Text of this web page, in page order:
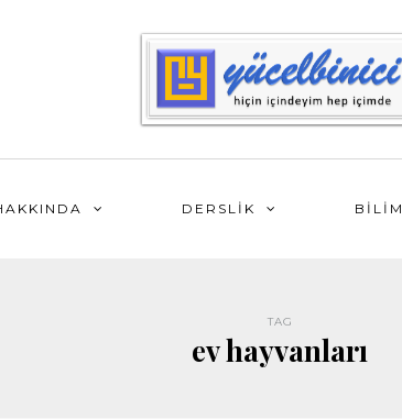
DERSLİK BİLİM
TAG
ev hayvanları